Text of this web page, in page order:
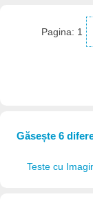
Pagina: 1
Găsește 6
Teste cu